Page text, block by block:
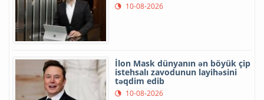
10-08-2026
İlon Mask dünyanın ən böyük çip
istehsalı zavodunun layihəsini
təqdim edib
10-08-2026